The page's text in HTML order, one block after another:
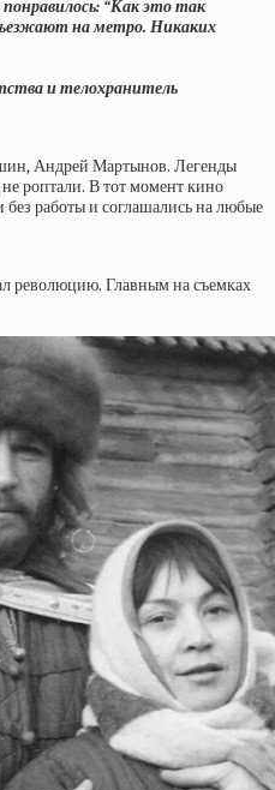
“Как это так
на метро. Никаких
и телохранитель
Андрей Мартынов. Легенды
роптали. В тот момент кино
работы и соглашались на любые
революцию. Главным на съемках